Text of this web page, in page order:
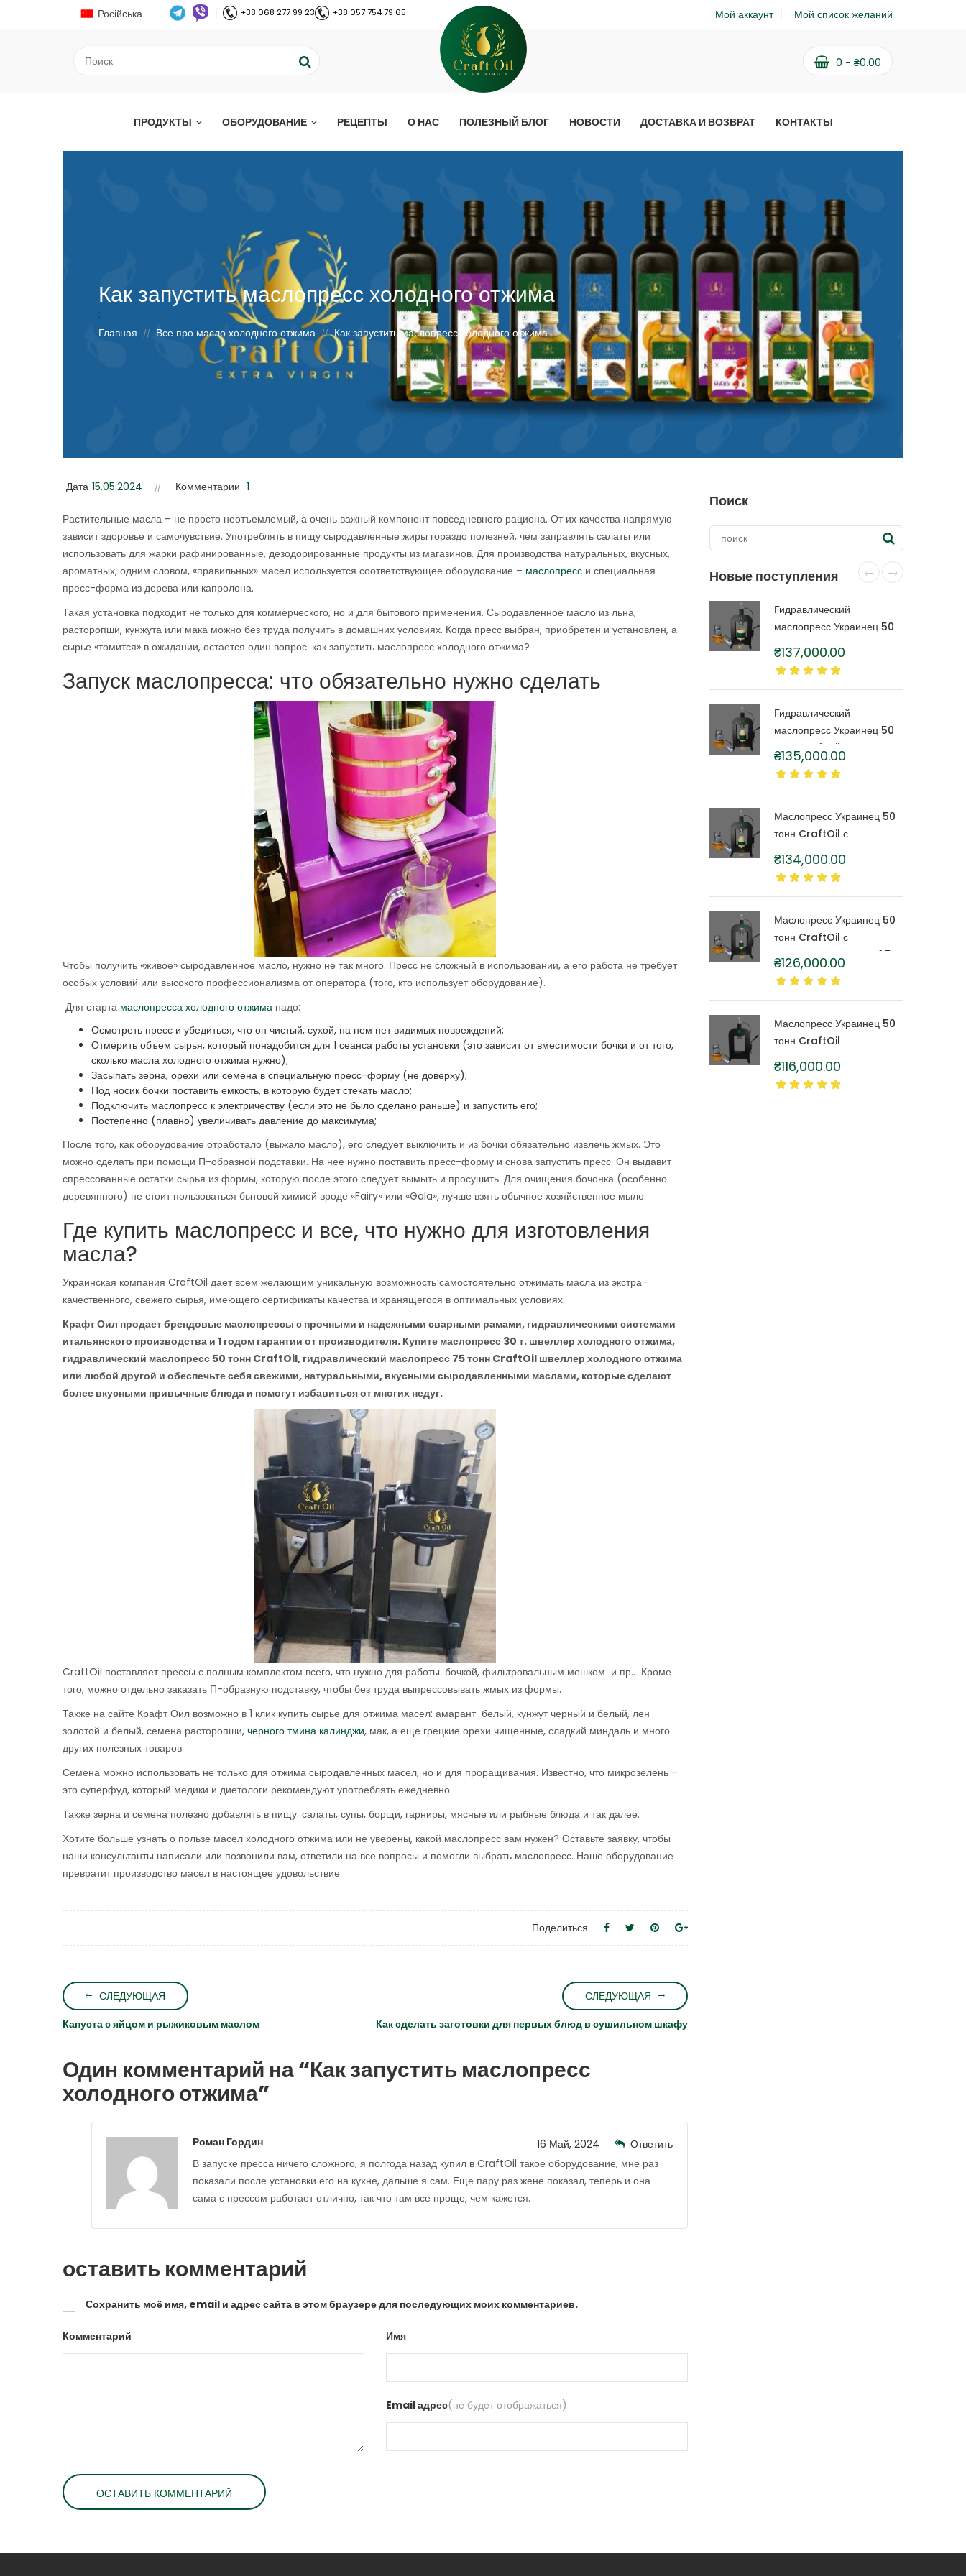
Російська +38 068 277 99 23 +38 057 754 79 65 Мой аккаунт Мой список желаний
0 - ₴0.00
ПРОДУКТЫ ОБОРУДОВАНИЕ РЕЦЕПТЫ О НАС ПОЛЕЗНЫЙ БЛОГ НОВОСТИ ДОСТАВКА И ВОЗВРАТ КОНТАКТЫ
Как запустить маслопресс холодного отжима
;
Главная
// Все про масло холодного отжима // Как запустить маслопресс холодного отжима
Дата 15.05.2024 Комментарии 1
Растительные масла – не просто неотъемлемый, а очень важный компонент повседневного рациона. От их качества напрямую
зависит здоровье и самочувствие. Употреблять в пищу сыродавленные жиры гораздо полезней, чем заправлять салаты или
использовать для жарки рафинированные, дезодорированные продукты из магазинов. Для производства натуральных, вкусных,
ароматных, одним словом, «правильных» масел используется соответствующее оборудование – маслопресс и специальная
пресс-форма из дерева или капролона.
Такая установка подходит не только для коммерческого, но и для бытового применения. Сыродавленное масло из льна,
расторопши, кунжута или мака можно без труда получить в домашних условиях. Когда пресс выбран, приобретен и установлен, а
сырье «томится» в ожидании, остается один вопрос: как запустить маслопресс холодного отжима?
Запуск маслопресса: что обязательно нужно сделать
Чтобы получить «живое» сыродавленное масло, нужно не так много. Пресс не сложный в использовании, а его работа не требует
особых условий или высокого профессионализма от оператора (того, кто использует оборудование).
Для старта маслопресса холодного отжима надо:
Осмотреть пресс и убедиться, что он чистый, сухой, на нем нет видимых повреждений;
Отмерить объем сырья, который понадобится для 1 сеанса работы установки (это зависит от вместимости бочки и от того,
сколько масла холодного отжима нужно);
Засыпать зерна, орехи или семена в специальную пресс-форму (не доверху);
Под носик бочки поставить емкость, в которую будет стекать масло;
Подключить маслопресс к электричеству (если это не было сделано раньше) и запустить его;
Постепенно (плавно) увеличивать давление до максимума;
После того, как оборудование отработало (выжало масло), его следует выключить и из бочки обязательно извлечь жмых. Это
можно сделать при помощи П-образной подставки. На нее нужно поставить пресс-форму и снова запустить пресс. Он выдавит
спрессованные остатки сырья из формы, которую после этого следует вымыть и просушить. Для очищения бочонка (особенно
деревянного) не стоит пользоваться бытовой химией вроде «Fairy» или «Gala», лучше взять обычное хозяйственное мыло.
Где купить маслопресс и все, что нужно для изготовления
масла?
Украинская компания CraftOil дает всем желающим уникальную возможность самостоятельно отжимать масла из экстра-
качественного, свежего сырья, имеющего сертификаты качества и хранящегося в оптимальных условиях.
Крафт Оил продает брендовые маслопрессы с прочными и надежными сварными рамами, гидравлическими системами
итальянского производства и 1 годом гарантии от производителя. Купите маслопресс 30 т. швеллер холодного отжима,
гидравлический маслопресс 50 тонн CraftOil, гидравлический маслопресс 75 тонн CraftOil швеллер холодного отжима
или любой другой и обеспечьте себя свежими, натуральными, вкусными сыродавленными маслами, которые сделают
более вкусными привычные блюда и помогут избавиться от многих недуг.
CraftOil поставляет прессы с полным комплектом всего, что нужно для работы: бочкой, фильтровальным мешком и пр.. Кроме
того, можно отдельно заказать П-образную подставку, чтобы без труда выпрессовывать жмых из формы.
Также на сайте Крафт Оил возможно в 1 клик купить сырье для отжима масел: амарант белый, кунжут черный и белый, лен
золотой и белый, семена расторопши, черного тмина калинджи, мак, а еще грецкие орехи чищенные, сладкий миндаль и много
других полезных товаров.
Семена можно использовать не только для отжима сыродавленных масел, но и для проращивания. Известно, что микрозелень –
это суперфуд, который медики и диетологи рекомендуют употреблять ежедневно.
Также зерна и семена полезно добавлять в пищу: салаты, супы, борщи, гарниры, мясные или рыбные блюда и так далее.
Хотите больше узнать о пользе масел холодного отжима или не уверены, какой маслопресс вам нужен? Оставьте заявку, чтобы
наши консультанты написали или позвонили вам, ответили на все вопросы и помогли выбрать маслопресс. Наше оборудование
превратит производство масел в настоящее удовольствие.
Поделиться
СЛЕДУЮЩАЯ
Капуста с яйцом и рыжиковым маслом
СЛЕДУЮЩАЯ
Как сделать заготовки для первых блюд в сушильном шкафу
Один комментарий на “Как запустить маслопресс
холодного отжима”
Роман Гордин 16 Май, 2024
Ответить
В запуске пресса ничего сложного, я полгода назад купил в CraftOil такое оборудование, мне раз
показали после установки его на кухне, дальше я сам. Еще пару раз жене показал, теперь и она
сама с прессом работает отлично, так что там все проще, чем кажется.
оставить комментарий
Сохранить моё имя, email и адрес сайта в этом браузере для последующих моих комментариев.
Комментарий Имя
Email адрес(не будет отображаться)
Поиск
Новые поступления
Гидравлический
маслопресс Украинец 50
тонн CraftOil с
капролоновой бочкой 6
литров
₴137,000.00
Гидравлический
маслопресс Украинец 50
тонн CraftOil с
капролоновой бочкой 4
литра
₴135,000.00
Маслопресс Украинец 50
тонн CraftOil с
капролоновой бочкой 3
литра
₴134,000.00
Маслопресс Украинец 50
тонн CraftOil с
капролоновой бочкой 1,5
литра
₴126,000.00
Маслопресс Украинец 50
тонн CraftOil
₴116,000.00